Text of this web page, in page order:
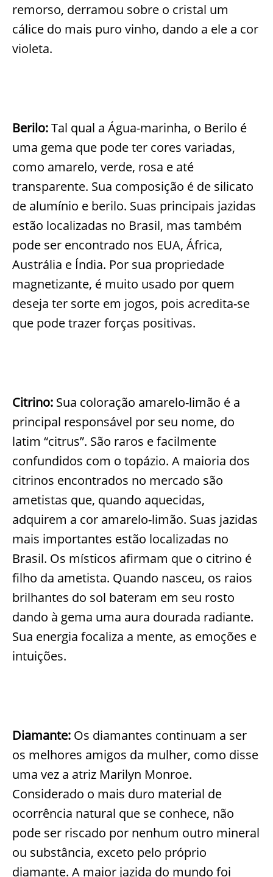
remorso, derramou sobre o cristal um
cálice do mais puro vinho, dando a ele a cor
violeta.
Berilo:Tal qual a Água-marinha, o Berilo é
uma gema que pode ter cores variadas,
como amarelo, verde, rosa e até
transparente. Sua composição é de silicato
de alumínio e berilo. Suas principais jazidas
estão localizadas no Brasil, mas também
pode ser encontrado nos EUA, África,
Austrália e Índia. Por sua propriedade
magnetizante, é muito usado por quem
deseja ter sorte em jogos, pois acredita-se
que pode trazer forças positivas.
Citrino: Sua coloração amarelo-limão é a
principal responsável por seu nome, do
latim “citrus”. São raros e facilmente
confundidos com o topázio. A maioria dos
citrinos encontrados no mercado são
ametistas que, quando aquecidas,
adquirem a cor amarelo-limão. Suas jazidas
mais importantes estão localizadas no
Brasil. Os místicos afirmam que o citrino é
filho da ametista. Quando nasceu, os raios
brilhantes do sol bateram em seu rosto
dando à gema uma aura dourada radiante.
Sua energia focaliza a mente, as emoções e
intuições.
Diamante: Os diamantes continuam a ser
os melhores amigos da mulher, como disse
uma vez a atriz Marilyn Monroe.
Considerado o mais duro material de
ocorrência natural que se conhece, não
pode ser riscado por nenhum outro mineral
ou substância, exceto pelo próprio
diamante. A maior jazida do mundo foi